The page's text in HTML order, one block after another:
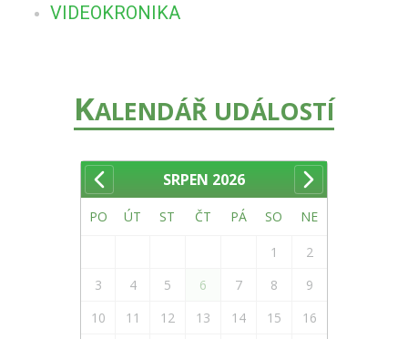
VIDEOKRONIKA
KALENDÁŘ UDÁLOSTÍ
SRPEN 2026
PO ÚT ST ČT PÁ SO NE
1
2
3
4 5 6 7 8
9
10
11 12 13 14 15
16